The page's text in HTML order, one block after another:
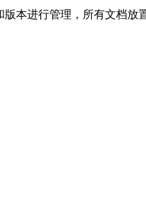
本进行管理，所有文档放